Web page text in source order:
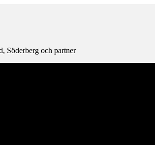
Söderberg och partner